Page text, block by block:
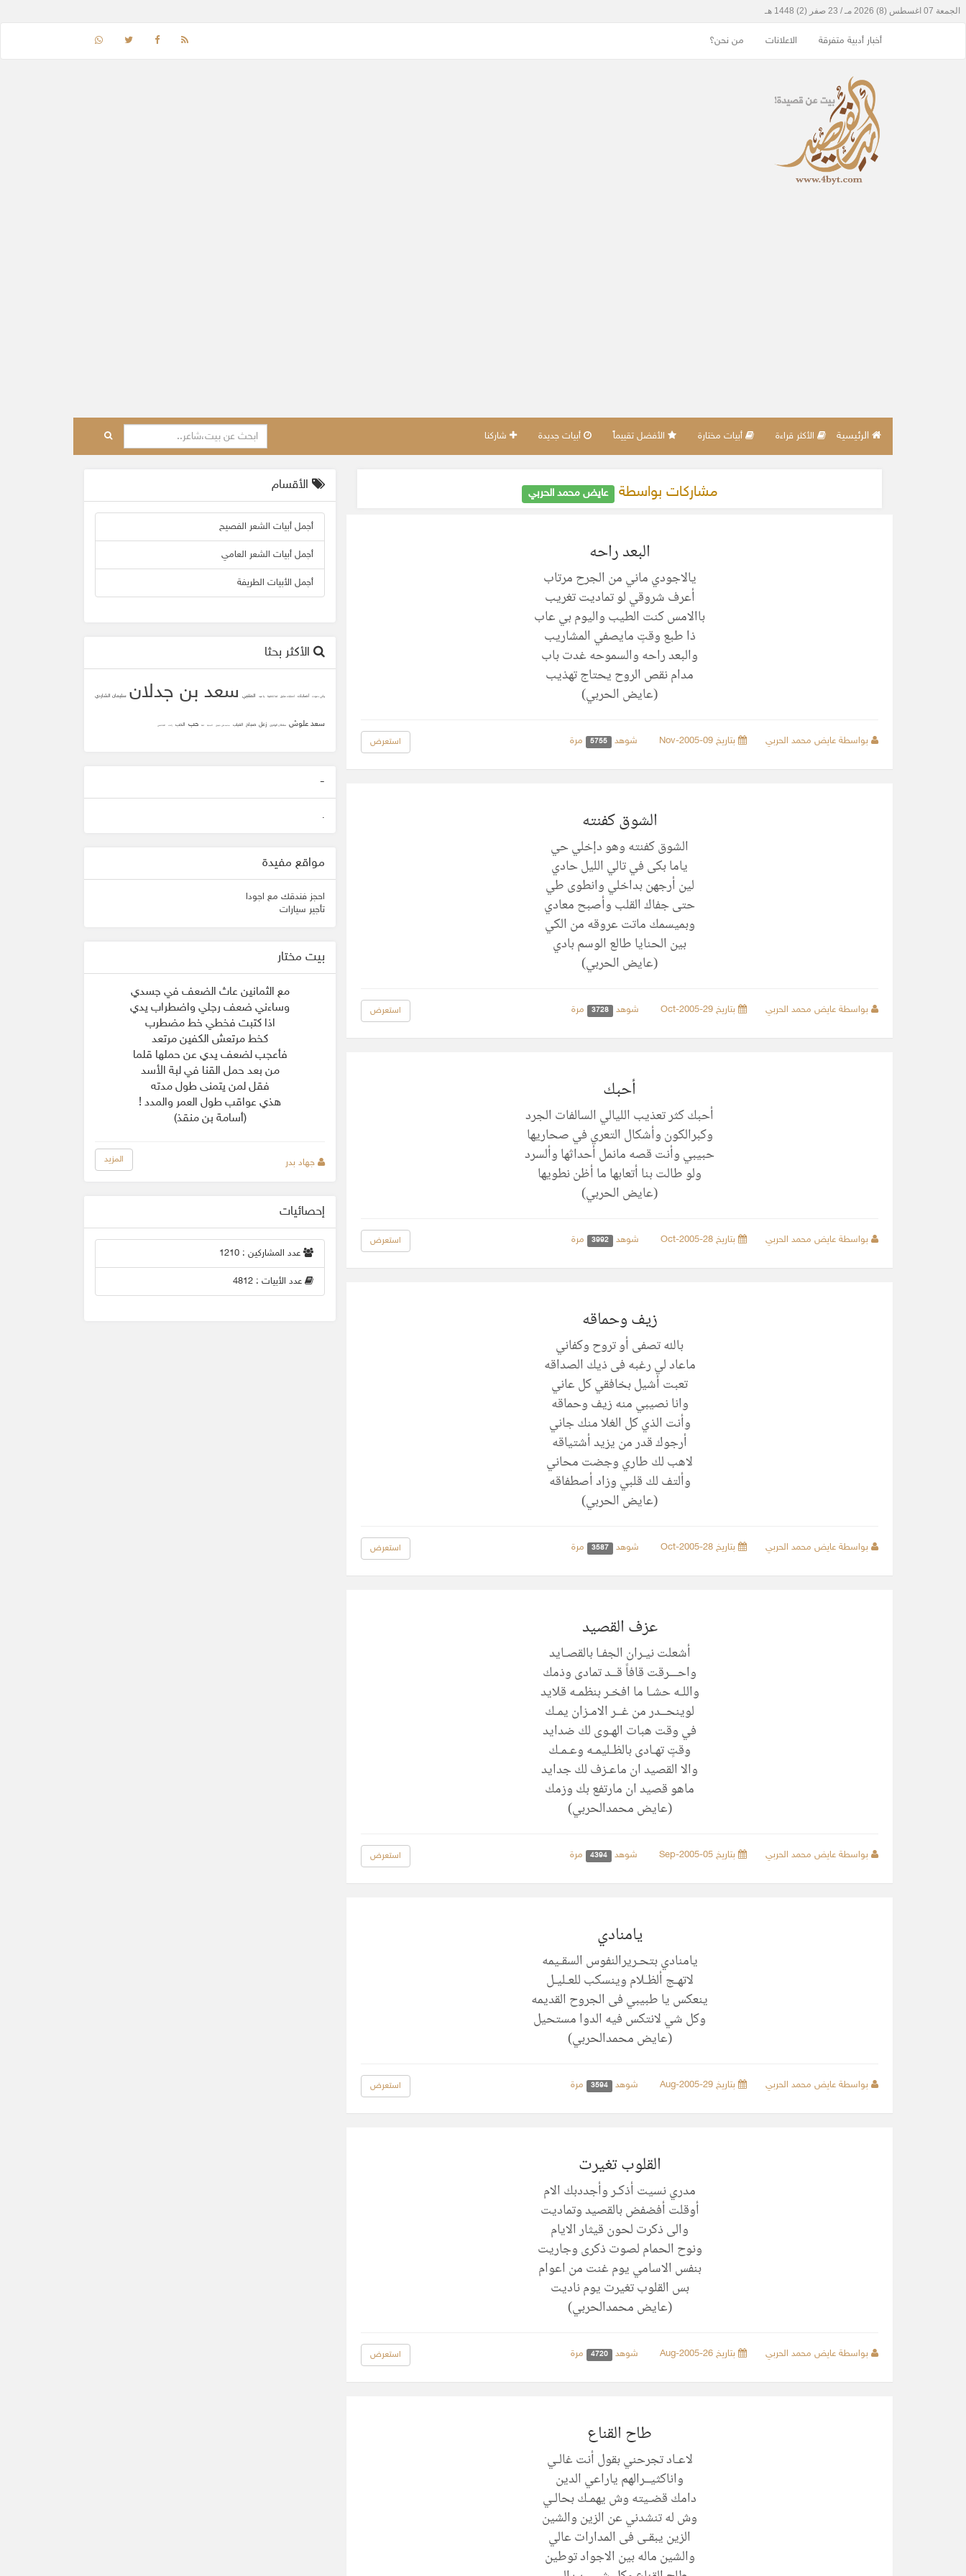
أخبار أدبية متفرقة الاعلانات من نحن؟
الرئيسية الأكثر قراءة أبيات مختارة الأفضل تقييماً أبيات جديدة شاركنا
مشاركات بواسطة عايض محمد الحربي
البعد راحه
يالاجودي ماني من الجرح مرتاب
أعرف شروقي لو تماديت تغريب
باالامس كنت الطيب واليوم بي عاب
ذا طبع وقتٍ مايصفي المشاريب
والبعد راحه والسموحه غدت باب
مدام نقص الروح يحتاج تهذيب
(عايض الحربي)
بواسطة عايض محمد الحربي بتاريخ 09-Nov-2005 شوهد 5755 مرة استعرض
الشوق كفنته
الشوق كفنته وهو دإخلي حي
ياما بكى في تالي الليل حادي
لين أرجهن بداخلي وانطوى طي
حتى جفاك القلب وأصبح معادي
وبميسمك ماتت عروقه من الكي
بين الحنايا طالع الوسم بادي
(عايض الحربي)
بواسطة عايض محمد الحربي بتاريخ 29-Oct-2005 شوهد 3728 مرة استعرض
أحبك
أحبك كثر تعذيب الليالي السالفات الجرد
وكبرالكون وأشكال التعري في صحاريها
حبيبي وأنت قصه مانمل أحداثها وألسرد
ولو طالت بنا أتعابها ما أظن نطويها
(عايض الحربي)
بواسطة عايض محمد الحربي بتاريخ 28-Oct-2005 شوهد 3992 مرة استعرض
زيف وحماقه
بالله تصفى أو تروح وكفاني
ماعاد لي رغبه فى ذيك الصداقه
تعبت أشيل بخافقي كل عاني
وانا نصيبي منه زيف وحماقه
وأنت الذي كل الغلا منك جاني
أرجوك قدر من يزيد أشتياقه
لاهب لك طاري وجضت محاني
وألتف لك قلبي وزاد أصطفاقه
(عايض الحربي)
بواسطة عايض محمد الحربي بتاريخ 28-Oct-2005 شوهد 3587 مرة استعرض
عزف القصيد
أشعلت نيـران الجفـا بالقصـايد
واحـــرقت قافاً قــد تمادى وذمك
واللـه حشـا ما افخـر بنظمـه قلايد
لوينحــدر من غــر الامـزان يمـك
في وقت هبات الهـوى لك ضدايد
وقتٍ تهـادى بالظـليمـه وعـمـك
والا القصيد ان ماعـزف لك جدايد
ماهو قصيد ان مارتفع بك وزمك
(عايض محمدالحربي)
بواسطة عايض محمد الحربي بتاريخ 05-Sep-2005 شوهد 4394 مرة استعرض
يامنادي
يامنادي بتحـريرالنفوس السقـيمه
لاتهـج ألظـلام وينسكب للعـليـل
ينعكس يا طبيبي فى الجروح القديمه
وكل شي لانتكس فيه الدوا مستحيل
(عايض محمدالحربي)
بواسطة عايض محمد الحربي بتاريخ 29-Aug-2005 شوهد 3594 مرة استعرض
القلوب تغيرت
مدري نسيت أذكـر وأجددبك الام
أوقلت أفضفض بالقصيد وتماديت
والى ذكرت لحون قيثار الايام
ونوح الحمام لصوت ذكرى وجاريت
بنفس الاسامي يوم غنت من اعوام
بس القلوب تغيرت يوم ناديت
(عايض محمدالحربي)
بواسطة عايض محمد الحربي بتاريخ 26-Aug-2005 شوهد 4720 مرة استعرض
طاح القناع
لاعـاد تجرحني بقول أنت غالـي
واناكثيــرالهم ياراعي الدين
دامك قضـيته وش يهمـك بحالـي
وش له تنشدني عن الزين والشين
الزين يبقـى فى المدارات عالي
والشين ماله بين الاجواد توطين
الأقسام
أجمل أبيات الشعر الفصيح
أجمل أبيات الشعر العامي
أجمل الأبيات الطريفة
الأكثر بحثا
وأني دعوت أصابك أصابك عشق لما تلاقينا يا عيد المتنبي سعد بن جدلان سليمان الشاردي
سعد علوش سلطان الهاجري زعل صباح الغياب محمد علي جنيدي المحبه ثقه حب الحب زانت الشافعي
-
.
مواقع مفيدة
احجز فندقك مع اجودا
تأجير سيارات
بيت مختار
مع الثمانين عاث الضعف في جسدي
وساءني ضعف رجلي واضطراب يدي
اذا كتبت فخطي خط مضطرب
كخط مرتعش الكفين مرتعد
فأعجب لضعف يدي عن حملها قلما
من بعد حمل القنا في لبة الأسد
فقل لمن يتمنى طول مدته
هذي عواقب طول العمر والمدد !
(أسامة بن منقذ)
جهاد بدر المزيد
إحصائيات
عدد المشاركين : 1210
عدد الأبيات : 4812